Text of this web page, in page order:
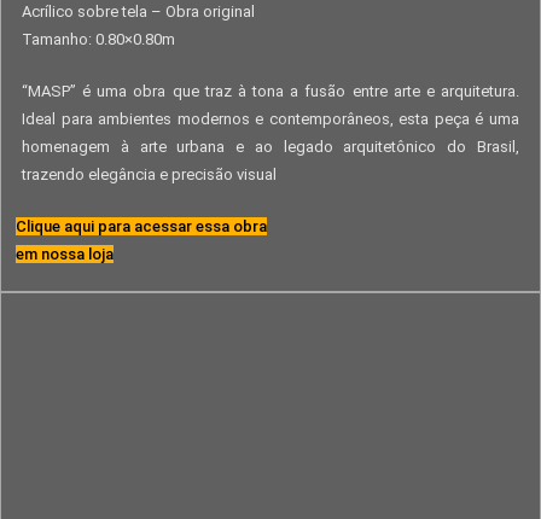
Acrílico sobre tela – Obra original
Tamanho: 0.80×0.80m
“MASP” é uma obra que traz à tona a fusão entre arte e arquitetura.
Ideal para ambientes modernos e contemporâneos, esta peça é uma
homenagem à arte urbana e ao legado arquitetônico do Brasil,
trazendo elegância e precisão visual
Clique aqui para acessar essa obra
em nossa loja